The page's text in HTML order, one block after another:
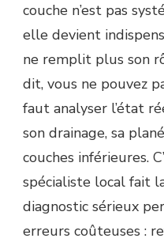
couche n’est pas
elle devient
ne remplit plus son
dit, vous ne pouvez
faut analyser l’état
son drainage, sa
couches inférieures.
spécialiste local fait
diagnostic sérieux
erreurs coûteuses :